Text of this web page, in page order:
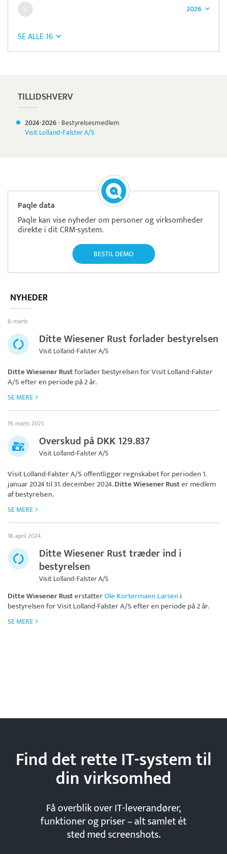
2026
SE ALLE 16
TILLIDSHVERV
2024-2026· Bestyrelsesmedlem
Visit Lolland-Falster A/S
Paqle data
Paqle kan vise nyheder om personer og virksomheder
direkte i dit CRM-system.
BESTIL DEMO
NYHEDER
8. marts
Ditte Wiesener Rust forlader bestyrelsen
Visit Lolland-Falster A/S
Ditte Wiesener Rustforlader bestyrelsen forVisit Lolland-Falster
A/Sefter en periode på 2 år.
SE MERE
19. marts 2025
Overskud på DKK 129.837
Visit Lolland-Falster A/S
Visit Lolland-Falster A/Soffentliggør regnskabet for perioden 1.
januar 2024 til 31. december 2024.Ditte Wiesener Ruster medlem
af bestyrelsen.
SE MERE
18. april 2024
Ditte Wiesener Rust træder ind i
bestyrelsen
Visit Lolland-Falster A/S
Ditte Wiesener RusterstatterOle Kortermann Larsen i
bestyrelsen forVisit Lolland-Falster A/Sefter en periode på 2 år.
SE MERE
Find det rette IT-system til
dinvirksomhed
Få overblik over IT-leverandører,
funktioner og priser – alt samlet ét
sted med screenshots.